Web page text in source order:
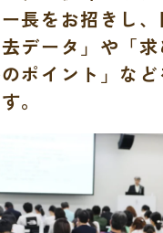
長をお招きし
データ」や「求
のポイント」な
。